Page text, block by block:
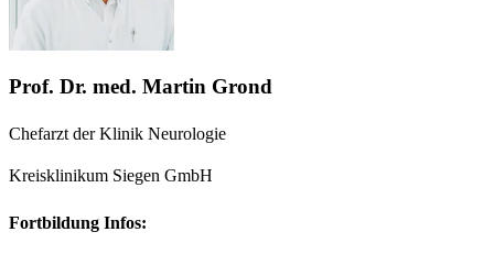
Prof. Dr. med. Martin Grond
Chefarzt der Klinik Neurologie
Kreisklinikum Siegen GmbH
Fortbildung Infos: